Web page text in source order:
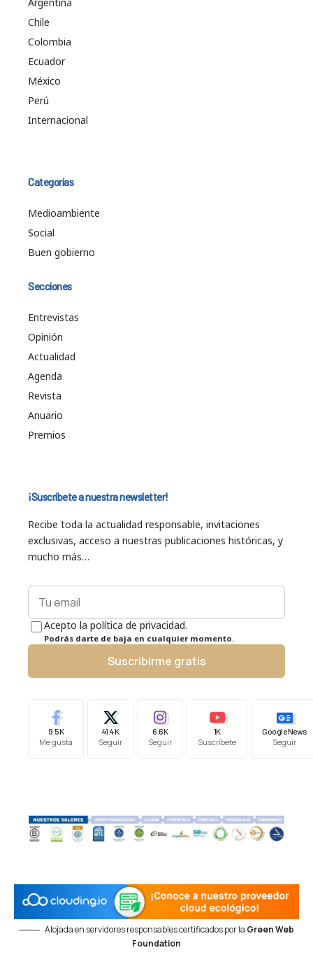
Chile
Colombia
Ecuador
México
Perú
Internacional
Categorías
Medioambiente
Social
Buen gobierno
Secciones
Entrevistas
Opinión
Actualidad
Agenda
Revista
Anuario
Premios
¡Suscríbete a nuestra newsletter!
Recibe toda la actualidad responsable, invitaciones
exclusivas, acceso a nuestras publicaciones históricas, y
mucho más…
Acepto la política de privacidad.
Podrás darte de baja en cualquier momento.
Suscribirme gratis
9.5K
Me gusta
41.4K
Seguir
6.6K
Seguir
1K
Suscríbete
Google News
Seguir
Alojada en servidores responsables certificados por la Green Web
Foundation